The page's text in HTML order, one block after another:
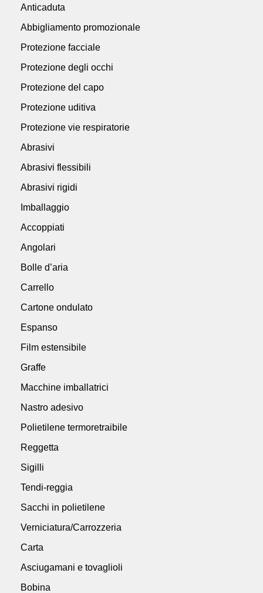
Anticaduta
Abbigliamento promozionale
Protezione facciale
Protezione degli occhi
Protezione del capo
Protezione uditiva
Protezione vie respiratorie
Abrasivi
Abrasivi flessibili
Abrasivi rigidi
Imballaggio
Accoppiati
Angolari
Bolle d’aria
Carrello
Cartone ondulato
Espanso
Film estensibile
Graffe
Macchine imballatrici
Nastro adesivo
Polietilene termoretraibile
Reggetta
Sigilli
Tendi-reggia
Sacchi in polietilene
Verniciatura/Carrozzeria
Carta
Asciugamani e tovaglioli
Bobina